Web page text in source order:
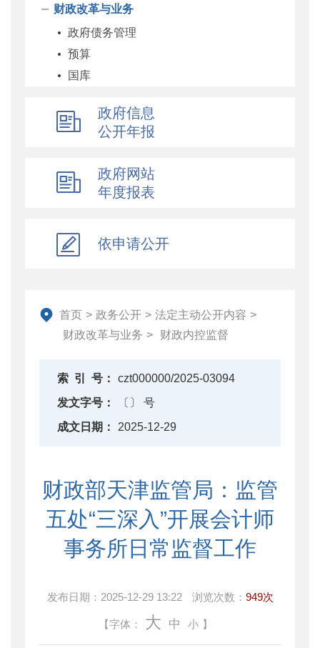
财政改革与业务
政府债务管理
预算
国库
科教和文化
农业农村
自然资源和生态环境
乡村振兴
资产监督管理
金融工作
财政内控监督
下载中心
重点领域信息公开
政府信息
公开年报
政府网站
年度报表
依申请公开
首页 > 政务公开 > 法定主动公开内容 >
财政改革与业务 > 财政内控监督
索 引 号：
czt000000/2025-03094
发文字号：
〔〕 号
成文日期：
2025-12-29
财政部天津监管局：监管
五处“三深入”开展会计师
事务所日常监督工作
发布日期： 2025-12-29 13:22 浏览次数： 949次
【字体： 大 中 小 】